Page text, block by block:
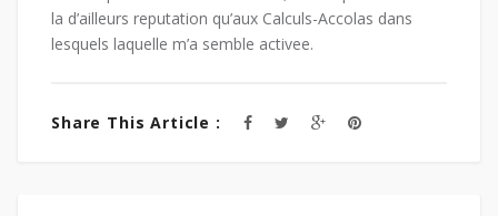
la d’ailleurs reputation qu’aux Calculs-Accolas dans
lesquels laquelle m’a semble activee.
Share This Article :